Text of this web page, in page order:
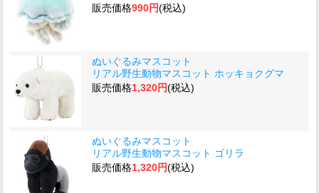
販売価格990円(税込)
ぬいぐるみマスコット
リアル野生動物マスコット ホッキョクグマ
販売価格1,320円(税込)
ぬいぐるみマスコット
リアル野生動物マスコット ゴリラ
販売価格1,320円(税込)